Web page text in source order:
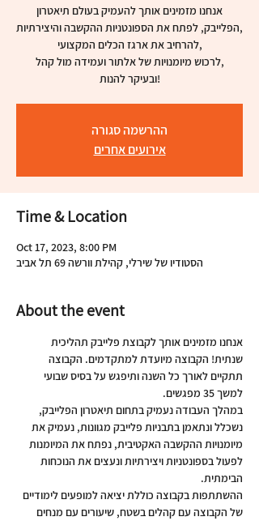
אנחנו מזמינים אותך להעמיק בעולם תיאטרון
הפלייבק, לפתח את הספונטניות ההקשבה והיצירתיות,
להרחיב את ארגז הכלים המקצועי,
לרכוש מיומנויות של אלתור ועמידה מול קהל,
ובעיקר להנות!
ההרשמה סגורה
אירועים אחרים
Time & Location
Oct 17, 2023, 8:00 PM
הסטודיו של שירלי, קהילת וורשה 69 תל אביב
About the event
אנחנו מזמינים אותך לקבוצת פלייבק תהליכית
שנתית! הקבוצה מיועדת למתקדמים. הקבוצה
תתקיים לאורך כל השנה ותיפגש על בסיס שבועי
למשך 35 מפגשים.
במהלך העבודה נעמיק בתחום תיאטרון הפלייבק,
נשכלל ונתאמן בתבניות פלייבק מגוונות, נעמיק את
מיומנויות ההקשבה האקטיבית, נפתח את המיומנות
לפעול בספונטניות ויצירתיות ונעצים את הנוכחות
הבימתית.
ההשתתפות בקבוצה כוללת יציאה למופעים לימודיים
של הקבוצה עם קהלים בשטח, שיעורים עם מנחים